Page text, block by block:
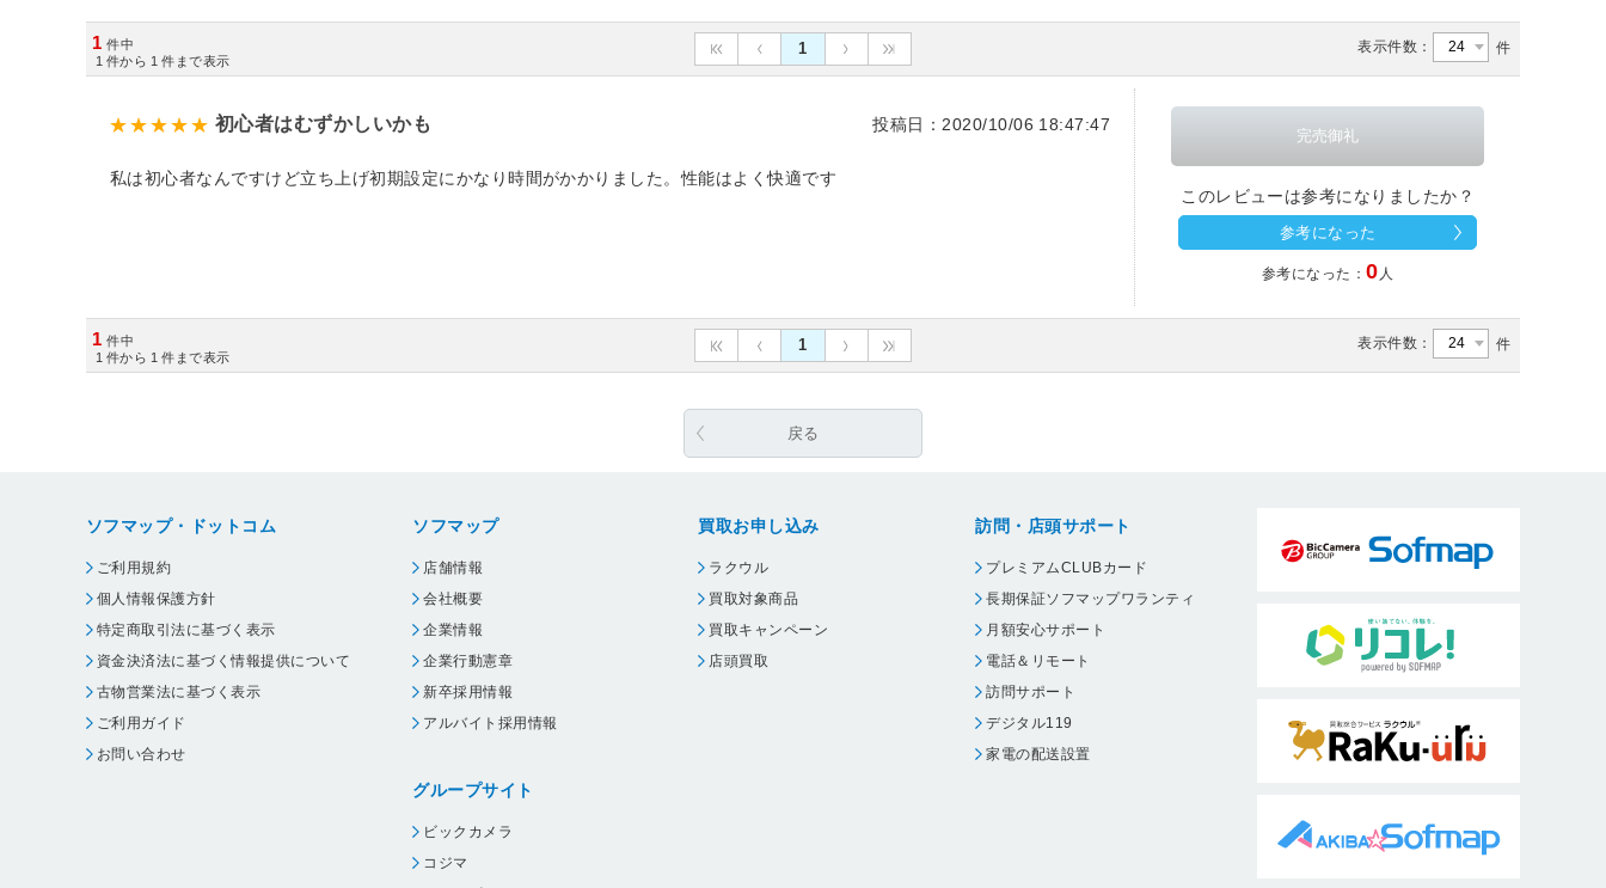
1 件中
1 件から 1 件まで表示
1 表示件数： 件
初心者はむずかしいかも 投稿日：2020/10/06 18:47:47
私は初心者なんですけど立ち上げ初期設定にかなり時間がかかりました。性能はよく快適です
このレビューは参考になりましたか？
参考になった
参考になった：0 人
1 件中
1 件から 1 件まで表示
1 表示件数： 件
戻る
ソフマップ・ドットコム
ご利用規約
個人情報保護方針
特定商取引法に基づく表示
資金決済法に基づく情報提供について
古物営業法に基づく表示
ご利用ガイド
お問い合わせ
ソフマップ
店舗情報
会社概要
企業情報
企業行動憲章
新卒採用情報
アルバイト採用情報
グループサイト
ビックカメラ
コジマ
買取お申し込み
ラクウル
買取対象商品
買取キャンペーン
店頭買取
訪問・店頭サポート
プレミアムCLUBカード
長期保証ソフマップワランティ
月額安心サポート
電話＆リモート
訪問サポート
デジタル119
家電の配送設置